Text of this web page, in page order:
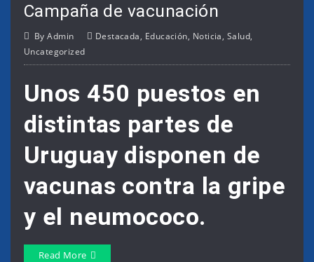
Campaña de vacunación
ByAdmin Destacada, Educación, Noticia, Salud,
Uncategorized
Unos 450 puestos en
distintas partes de
Uruguay disponen de
vacunas contra la gripe
y el neumococo.
Read More